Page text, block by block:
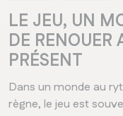
LE JEU, UN
DE
PRÉSENT
Dans un monde au
règne, le jeu est